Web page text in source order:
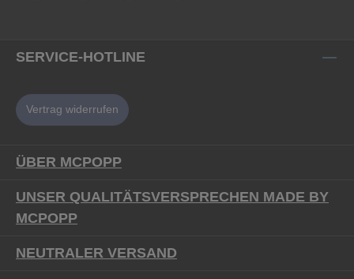
SERVICE-HOTLINE
Vertrag widerrufen
ÜBER MCPOPP
UNSER QUALITÄTSVERSPRECHEN MADE BY
MCPOPP
NEUTRALER VERSAND